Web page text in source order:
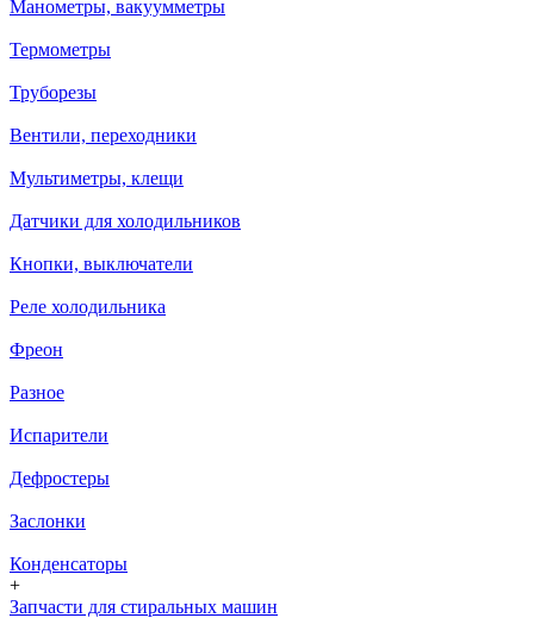
Манометры, вакуумметры
Термометры
Труборезы
Вентили, переходники
Мультиметры, клещи
Датчики для холодильников
Кнопки, выключатели
Реле холодильника
Фреон
Разное
Испарители
Дефростеры
Заслонки
Конденсаторы
+
Запчасти для стиральных машин